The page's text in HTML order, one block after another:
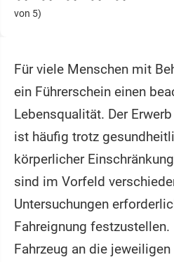
von 5)
Für viele Menschen mit
ein Führerschein einen
Lebensqualität. Der
ist häufig trotz
körperlicher
sind im Vorfeld
Untersuchungen
Fahreignung
Fahrzeug an die